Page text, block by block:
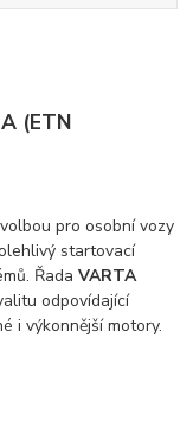
(ETN
pro osobní vozy
startovací
ŘadaVARTA
odpovídající
i výkonnější motory.